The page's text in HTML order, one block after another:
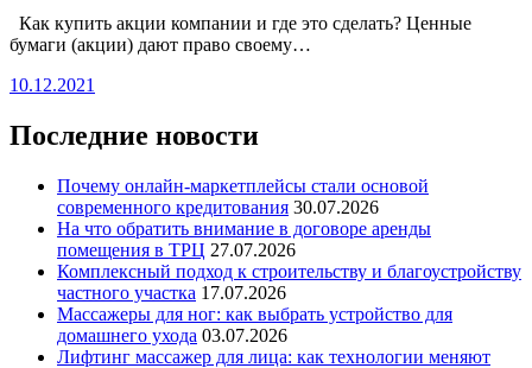
Как купить акции компании и где это сделать? Ценные
бумаги (акции) дают право своему…
10.12.2021
Последние новости
Почему онлайн-маркетплейсы стали основой
современного кредитования 30.07.2026
На что обратить внимание в договоре аренды
помещения в ТРЦ 27.07.2026
Комплексный подход к строительству и благоустройству
частного участка 17.07.2026
Массажеры для ног: как выбрать устройство для
домашнего ухода 03.07.2026
Лифтинг массажер для лица: как технологии меняют